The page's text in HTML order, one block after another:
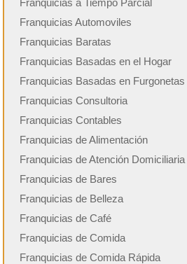
Franquicias Automoviles
Franquicias Baratas
Franquicias Basadas en el Hogar
Franquicias Basadas en Furgonetas
Franquicias Consultoria
Franquicias Contables
Franquicias de Alimentación
Franquicias de Atención Domiciliaria
Franquicias de Bares
Franquicias de Belleza
Franquicias de Café
Franquicias de Comida
Franquicias de Comida Rápida